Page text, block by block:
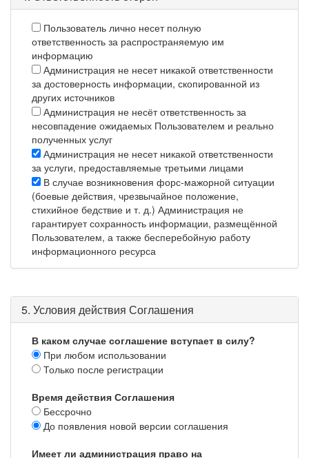
Пользователь лично несет полную
ответственность за распространяемую им
информацию
Администрация не несет никакой ответственности
за достоверность информации, скопированной из
других источников
Администрация не несёт ответственность за
несовпадение ожидаемых Пользователем и реально
полученных услуг
Администрация не несет никакой ответственности
за услуги, предоставляемые третьими лицами
В случае возникновения форс-мажорной ситуации
(боевые действия, чрезвычайное положение,
стихийное бедствие и т. д.) Администрация не
гарантирует сохранность информации, размещённой
Пользователем, а также бесперебойную работу
информационного ресурса
5. Условия действия Соглашения
В каком случае соглашение вступает в силу?
При любом использовании
Только после регистрации
Время действия Соглашения
Бессрочно
До появления новой версии соглашения
Имеет ли администрация право на